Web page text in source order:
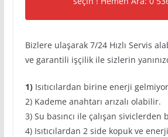
Bizlere ulaşarak 7/24 Hızlı Servis
ve garantili işçilik ile sizlerin
1)Isıtıcılardan birine enerji
2) Kademe anahtarı arızalı olabilir.
3) Su basıncı ile çalışan siviclerden
4) Isıtıcılardan 2 side kopuk ve